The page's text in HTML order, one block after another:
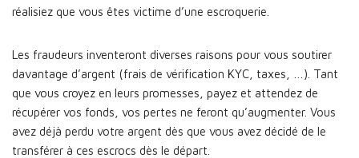
réalisiez que vous êtes victime d’une escroquerie.
Les fraudeurs inventeront diverses raisons pour vous soutirer
davantage d’argent (frais de vérification KYC, taxes, …). Tant
que vous croyez en leurs promesses, payez et attendez de
récupérer vos fonds, vos pertes ne feront qu’augmenter. Vous
avez déjà perdu votre argent dès que vous avez décidé de le
transférer à ces escrocs dès le départ.